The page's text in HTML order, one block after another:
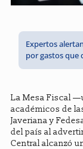
Expertos
por gastos que
La Mesa Fiscal
académicos de
Javeriana y
del país al
Central alcanzó